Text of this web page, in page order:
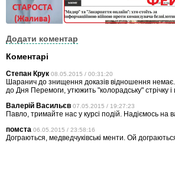
Додати коментар
Коментарі
Степан Крук 08.05.2015 / 00:31:20
Шаранич до знищення доказів відношення немає.
до Дня Перемоги, утюжить "колорадську" стрічку
Валерій Васильєв 07.05.2015 / 19:27:23
Павло, тримайте нас у курсі подій. Надіємось на
помста 06.05.2015 / 23:58:16
Дограються, медведчуківські менти. Ой